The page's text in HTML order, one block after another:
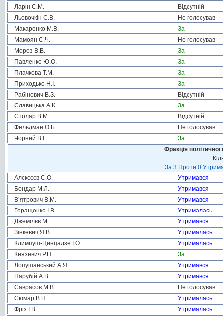
Ларін С.М.
Відсутній
Льовочкін С.В.
Не голосував
Макаренко М.В.
За
Мамоян С.Ч.
Не голосував
Мороз В.В.
За
Павленко Ю.О.
За
Плачкова Т.М.
За
Приходько Н.І.
За
Рабінович В.З.
Відсутній
Славицька А.К.
За
Столар В.М.
Відсутній
Фельдман О.Б.
Не голосував
Чорний В.І.
За
Фракція
За:3 Проти:0
Алєксєєв С.О.
Утримався
Бондар М.Л.
Утримався
В’ятрович В.М.
Утримався
Геращенко І.В.
Утрималась
Джемілєв М. .
Утримався
Зінкевич Я.В.
Утрималась
Климпуш-Цинцадзе І.О.
Утрималась
Князевич Р.П.
За
Лопушанський А.Я.
Утримався
Парубій А.В.
Утримався
Саврасов М.В.
Не голосував
Сюмар В.П.
Утрималась
Фріз І.В.
Утрималась